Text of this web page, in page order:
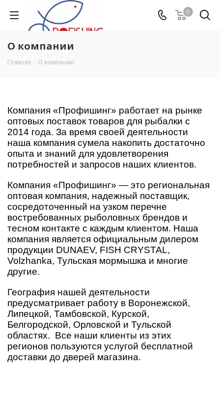
0
О компании
Главная - О компании
Компания «Профишинг» работает на рынке
оптовых поставок товаров для рыбалки с
2014 года. За время своей деятельности
наша компания сумела накопить достаточно
опыта и знаний для удовлетворения
потребностей и запросов наших клиентов.
Компания «Профишинг» — это региональная
оптовая компания, надежный поставщик,
сосредоточенный на узком перечне
востребованных рыболовных брендов и
тесном контакте с каждым клиентом. Наша
компания является официальным дилером
продукции DUNAEV, FISH CRYSTAL,
Volzhanka, Тульская мормышка и многие
другие.
География нашей деятельности
предусматривает работу в Воронежской,
Липецкой, Тамбовской, Курской,
Белгородской, Орловской и Тульской
областях. Все наши клиенты из этих
регионов пользуются услугой бесплатной
доставки до дверей магазина.